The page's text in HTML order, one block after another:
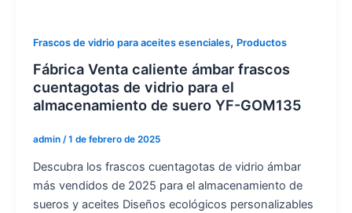
Frascos de vidrio para aceites esenciales, Productos
Fábrica Venta caliente ámbar frascos
cuentagotas de vidrio para el
almacenamiento de suero YF-GOM135
admin /1 de febrero de 2025
Descubra los frascos cuentagotas de vidrio ámbar
más vendidos de 2025 para el almacenamiento de
sueros y aceites Diseños ecológicos personalizables